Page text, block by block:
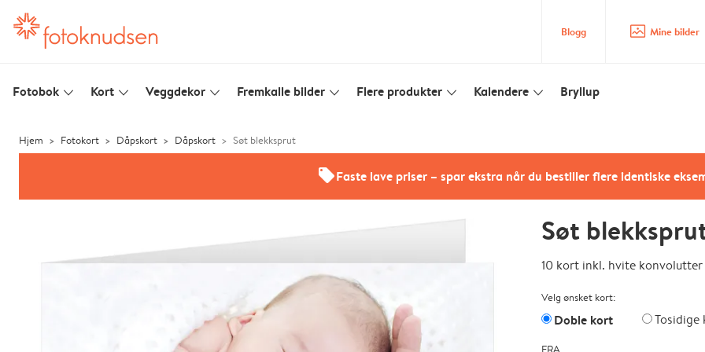
Blogg image_placeholder Mine bilder
Fotobok slim_arrow_down Kort slim_arrow_down Veggdekor slim_arrow_down Fremkalle bilder slim_arrow_down Flere produkter slim_arrow_down Kalendere slim_arrow_down Bryllup
Hjem Fotokort Dåpskort Dåpskort Søt blekksprut
offersFaste lave priser – spar ekstra når du bestiller flere identiske
Søt
10 kort inkl. hvite konvolutter
Velg ønsket kort:
Doble kort Tosidige
FRA